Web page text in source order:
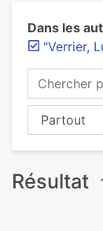
Dans les
"Verrier,
Chercher
Chercher
Résultat